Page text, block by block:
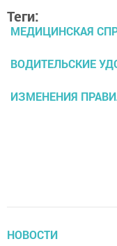
Теги:
МЕДИЦИНСКАЯ
ВОДИТЕЛЬСКИЕ
ИЗМЕНЕНИЯ
НОВОСТИ